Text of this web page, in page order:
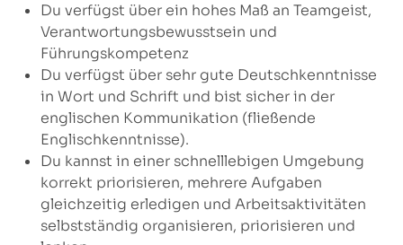
Du verfügst über ein hohes Maß an Teamgeist,
Verantwortungsbewusstsein und
Führungskompetenz
Du verfügst über sehr gute Deutschkenntnisse
in Wort und Schrift und bist sicher in der
englischen Kommunikation (fließende
Englischkenntnisse).
Du kannst in einer schnelllebigen Umgebung
korrekt priorisieren, mehrere Aufgaben
gleichzeitig erledigen und Arbeitsaktivitäten
selbstständig organisieren, priorisieren und